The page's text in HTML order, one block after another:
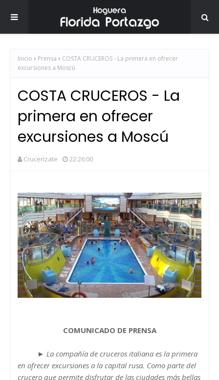
Inicio Prensa
COSTA CRUCEROS - La primera en ofrecer
excursiones a Moscú
COSTA CRUCEROS - La
primera en ofrecer
excursiones a Moscú
Crucerízate 22:26:00
COMUNICADO DE PRENSA
► La compañía de cruceros italiana es la primera
en ofrecer excursiones a la capital rusa. Como parte del
crucero que permite disfrutar de las ciudades más bellas